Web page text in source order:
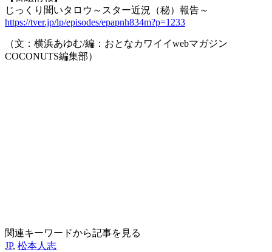
じっくり聞いタロウ～スター近況（秘）報告～
https://tver.jp/lp/episodes/epapnh834m?p=1233
（文：横浜あゆむ/編：おとなカワイイwebマガジン
COCONUTS編集部）
関連キーワードから記事を見る
JP, 松本人志